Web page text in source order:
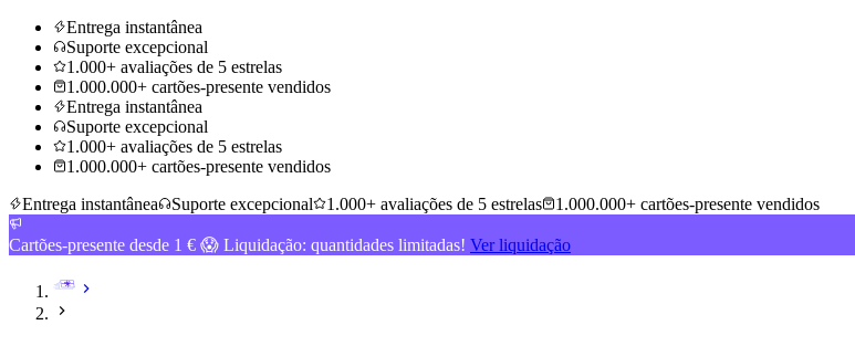
Entrega instantânea
Suporte excepcional
1.000+ avaliações de 5 estrelas
1.000.000+ cartões-presente vendidos
Entrega instantânea
Suporte excepcional
1.000+ avaliações de 5 estrelas
1.000.000+ cartões-presente vendidos
Entrega instantânea
Suporte excepcional 1.000+ avaliações de 5 estrelas 1.000.000+ cartões-presente vendidos
Cartões-presente desde 1 € 😱 Liquidação: quantidades limitadas! Ver liquidação